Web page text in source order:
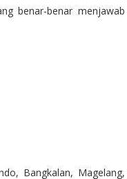
benar-benar menjawab
Bangkalan, Magelang,